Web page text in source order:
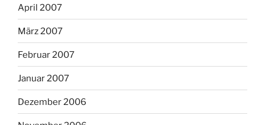
April 2007
März 2007
Februar 2007
Januar 2007
Dezember 2006